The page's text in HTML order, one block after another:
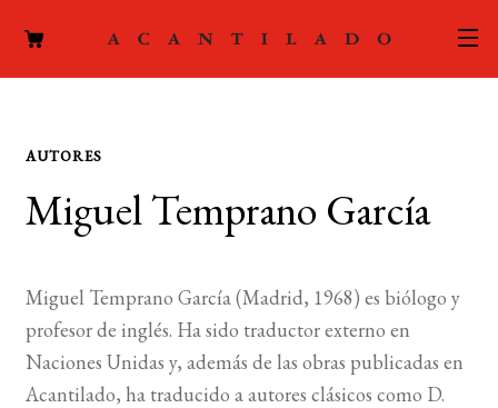
ACTUALIDAD
menú
LA EDITORIAL
el
FOREIGN RIGHTS
AUTORES
Miguel Temprano García
Miguel Temprano García (Madrid, 1968) es biólogo y
profesor de inglés. Ha sido traductor externo en
Naciones Unidas y, además de las obras publicadas en
Acantilado, ha traducido a autores clásicos como D.